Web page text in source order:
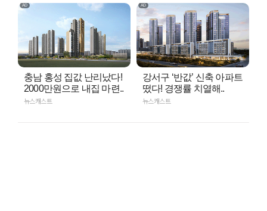
충남 홍성 집값 난리났다!
2000만원으로 내집 마련..
뉴스캐스트
강서구 ‘반값’ 신축 아파트
떴다! 경쟁률 치열해..
뉴스캐스트